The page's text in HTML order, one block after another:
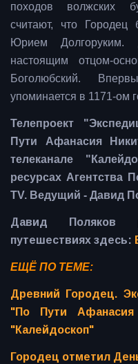
походов волжских
считают, что
Юрием Долгоруким.
настоящим отцом-
Боголюбский.
упоминается в 1171-ом
Телепроект
Пути Афанасия
телеканале
ресурсах Агентства
TV. Ведущий - Давид
Давид Поляков
путешествиях здесь:
ЕЩЁ ПО ТЕМЕ:
Древний Городец.
"По Пути Афанасия
"Калейдоскоп"
Городец отметил